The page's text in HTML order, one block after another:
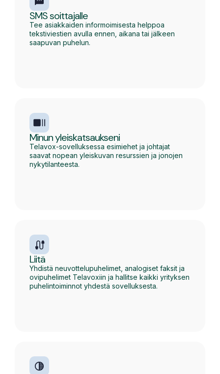
SMS soittajalle
Tee asiakkaiden informoimisesta helppoa
tekstiviestien avulla ennen, aikana tai jälkeen
saapuvan puhelun.
Minun yleiskatsaukseni
Telavox-sovelluksessa esimiehet ja johtajat
saavat nopean yleiskuvan resurssien ja jonojen
nykytilanteesta.
Liitä
Yhdistä neuvottelupuhelimet, analogiset faksit ja
ovipuhelimet Telavoxiin ja hallitse kaikki yrityksen
puhelintoiminnot yhdestä sovelluksesta.